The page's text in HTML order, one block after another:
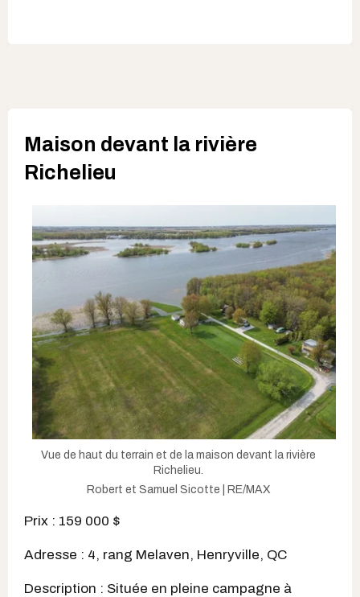
Maison devant la rivière
Richelieu
Vue de haut du terrain et de la maison devant la rivière
Richelieu.
Robert et Samuel Sicotte | RE/MAX
Prix : 159 000 $
Adresse : 4, rang Melaven, Henryville, QC
Description : Située en pleine campagne à